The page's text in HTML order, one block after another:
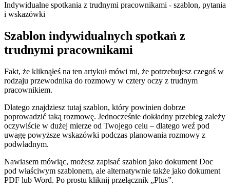
Indywidualne spotkania z trudnymi pracownikami - szablon, pytania
i wskazówki
Szablon indywidualnych spotkań z
trudnymi pracownikami
Fakt, że kliknąłeś na ten artykuł mówi mi, że potrzebujesz czegoś w
rodzaju przewodnika do rozmowy w cztery oczy z trudnym
pracownikiem.
Dlatego znajdziesz tutaj szablon, który powinien dobrze
poprowadzić taką rozmowę. Jednocześnie dokładny przebieg zależy
oczywiście w dużej mierze od Twojego celu – dlatego weź pod
uwagę powyższe wskazówki podczas planowania rozmowy z
podwładnym.
Nawiasem mówiąc, możesz zapisać szablon jako dokument Doc
pod właściwym szablonem, ale alternatywnie także jako dokument
PDF lub Word. Po prostu kliknij przełącznik „Plus”.